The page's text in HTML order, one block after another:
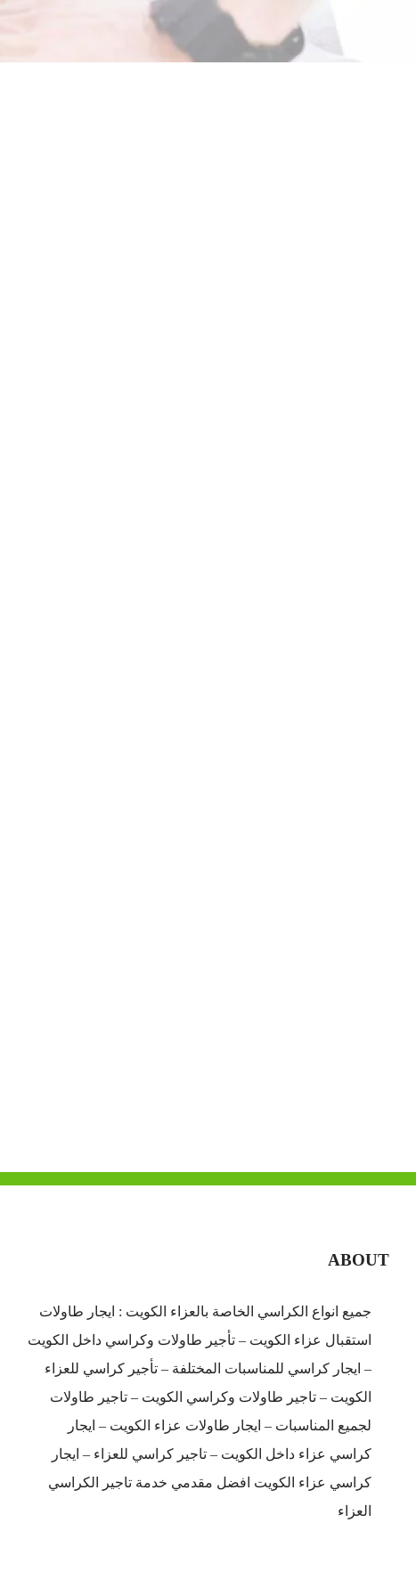
ABOUT
جميع انواع الكراسي الخاصة بالعزاء الكويت : ايجار طاولات
استقبال عزاء الكويت – تأجير طاولات وكراسي داخل الكويت
– ايجار كراسي للمناسبات المختلفة – تأجير كراسي للعزاء
الكويت – تاجير طاولات وكراسي الكويت – تاجير طاولات
لجميع المناسبات – ايجار طاولات عزاء الكويت – ايجار
كراسي عزاء داخل الكويت – تاجير كراسي للعزاء – ايجار
كراسي عزاء الكويت افضل مقدمي خدمة تاجير الكراسي
العزاء